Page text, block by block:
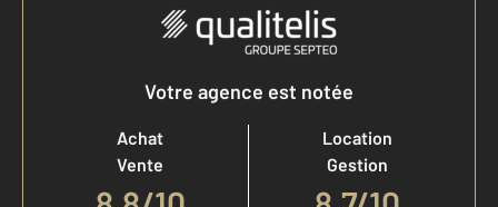
Votre agence est notée
Achat
Vente
Location
Gestion